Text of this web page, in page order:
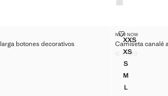
LARGA BOTONES DECORATIVOS
LARGA BOTONES DECORATIVOS
LARGA BOTONES DECORATIVOS
LARGA BOTONES DECORATIVOS
LARGA BOTONES DECORATIVOS
botones decorativos
LARGA BOTONES DECORATIVOS
Tallas
XXSCAMISETA
XSCAMISETA
SCAMISETA
MCAMISETA
LCAMISETA
NEW NOW
Camiseta canalé
CAMISETA
€ 15,99